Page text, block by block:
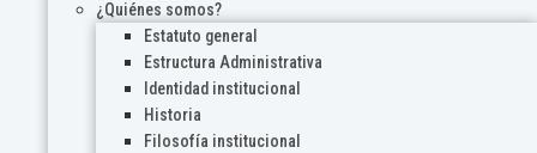
¿Quiénes somos?
Estatuto general
Estructura Administrativa
Identidad institucional
Historia
Filosofía institucional